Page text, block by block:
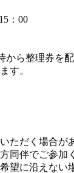
：00
ら整理券を配
す。
ただく場合が
同伴でご参加
望に沿えない